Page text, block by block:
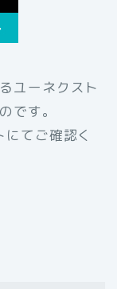
ユーネクスト
です。
てご確認く